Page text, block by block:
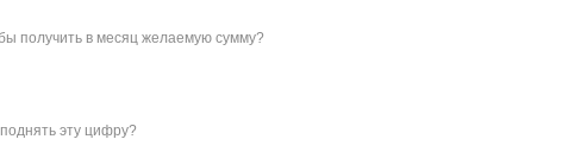
получить в месяц желаемую сумму?
эту цифру?